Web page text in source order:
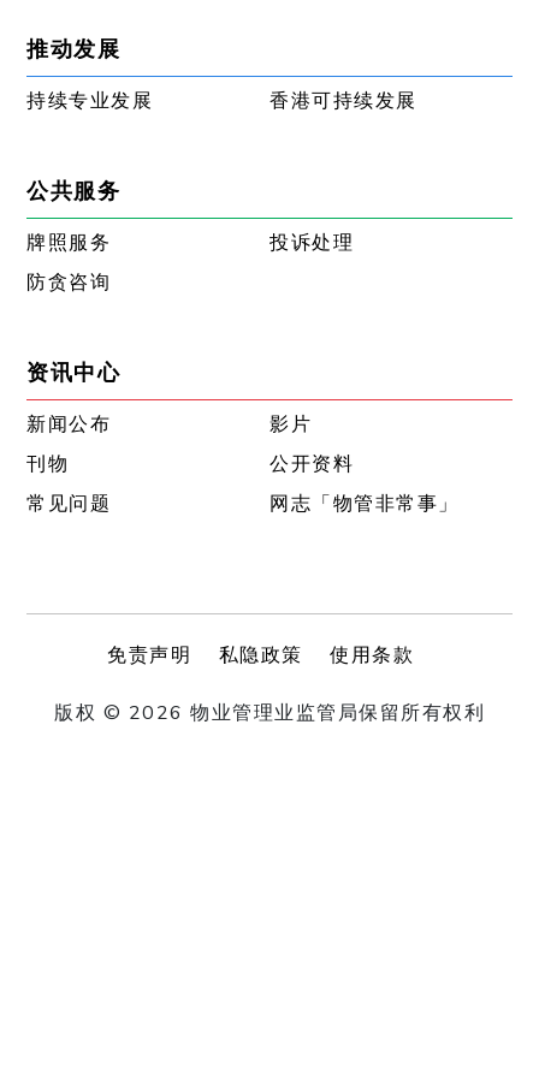
推动发展
持续专业发展 香港可持续发展
公共服务
牌照服务
投诉处理
防贪咨询
资讯中心
新闻公布
影片
刊物
公开资料
常见问题
网志「物管非常事」
免责声明 私隐政策 使用条款
版权 © 2026 物业管理业监管局保留所有权利